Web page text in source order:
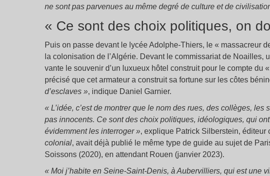
ne sont pas parvenues au même degré de culture et de
« Ce sont des choix politiques, on
Puis on passe devant le lycée Adolphe-Thiers, le « massacreur
la colonisation de l’Algérie. Devant le commissariat de
vante le souvenir d’un luxueux hôtel construit pour le compte du
précisé que cet armateur a construit sa fortune sur les côtes
d’esclaves », indique Daniel Garnier.
« L’idée, c’est de montrer que le nom des rues, des collèges,
pas innocents. Ce sont des choix politiques, idéologiques, qui
évidemment les interroger », explique Patrick Silberstein, éditeur
colonial, avait déjà publié le même type de guide au sujet de
Soissons (2020), en attendant Rouen (janvier 2023).
« Moi j’habite en Seine-Saint-Denis, à Aubervilliers, qui est une